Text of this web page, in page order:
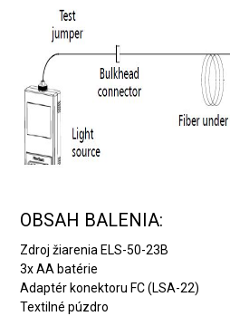
OBSAH BALENIA:
Zdroj žiarenia ELS-50-23B
3x AA batérie
Adaptér konektoru FC (LSA-22)
Textilné púzdro